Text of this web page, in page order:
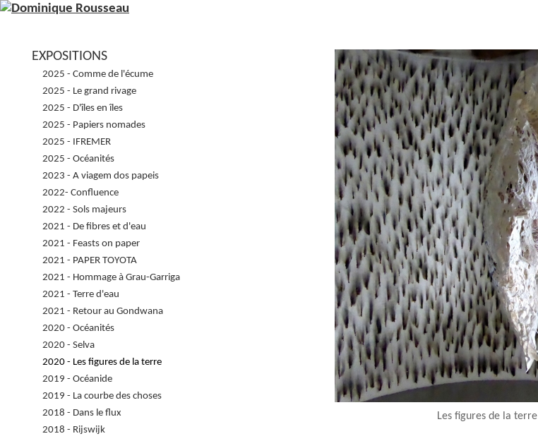
EXPOSITIONS
2025 - Comme de l'écume
2025 - Le grand rivage
2025 - D'îles en îles
2025 - Papiers nomades
2025 - IFREMER
2025 - Océanités
2023 - A viagem dos papeis
2022- Confluence
2022 - Sols majeurs
2021 - De fibres et d'eau
2021 - Feasts on paper
2021 - PAPER TOYOTA
2021 - Hommage à Grau-Garriga
2021 - Terre d'eau
2021 - Retour au Gondwana
2020 - Océanités
2020 - Selva
2020 - Les figures de la terre
2019 - Océanide
2019 - La courbe des choses
2018 - Dans le flux
2018 - Rijswijk
Les figures de la terre